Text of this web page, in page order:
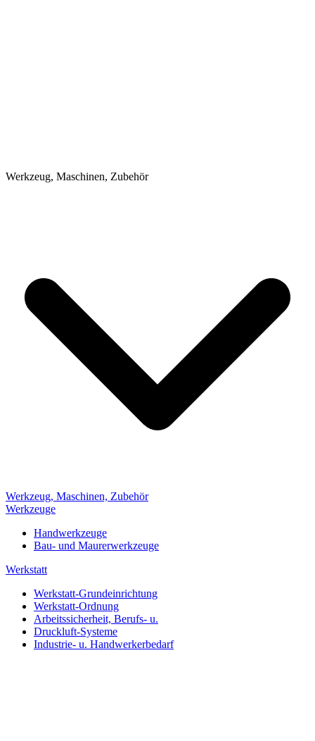
Werkzeug, Maschinen, Zubehör
Werkzeug, Maschinen, Zubehör
Werkzeuge
Handwerkzeuge
Bau- und Maurerwerkzeuge
Werkstatt
Werkstatt-Grundeinrichtung
Werkstatt-Ordnung
Arbeitssicherheit, Berufs- u.
Druckluft-Systeme
Industrie- u. Handwerkerbedarf